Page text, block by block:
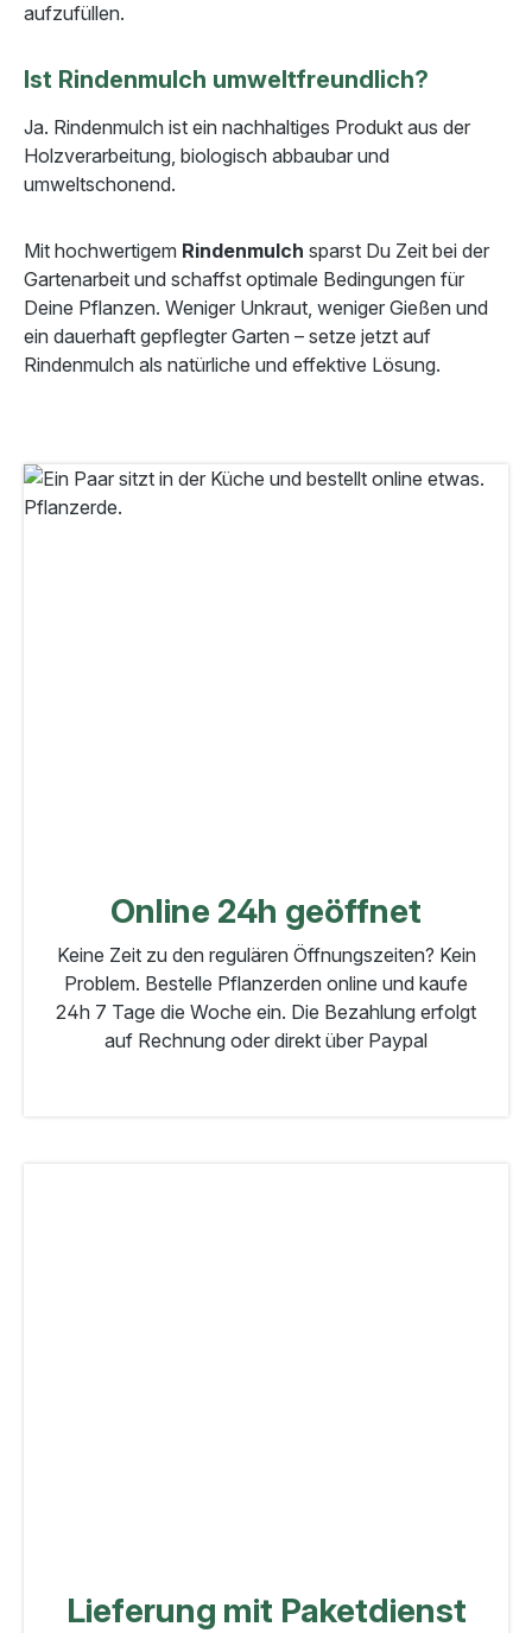
aufzufüllen.
Ist Rindenmulch umweltfreundlich?
Ja. Rindenmulch ist ein nachhaltiges Produkt aus der
Holzverarbeitung, biologisch abbaubar und
umweltschonend.
Mit hochwertigem Rindenmulch sparst Du Zeit bei der
Gartenarbeit und schaffst optimale Bedingungen für
Deine Pflanzen. Weniger Unkraut, weniger Gießen und
ein dauerhaft gepflegter Garten – setze jetzt auf
Rindenmulch als natürliche und effektive Lösung.
Online 24h geöffnet
Keine Zeit zu den regulären Öffnungszeiten? Kein
Problem. Bestelle Pflanzerden online und kaufe
24h 7 Tage die Woche ein. Die Bezahlung erfolgt
auf Rechnung oder direkt über Paypal
Lieferung mit Paketdienst